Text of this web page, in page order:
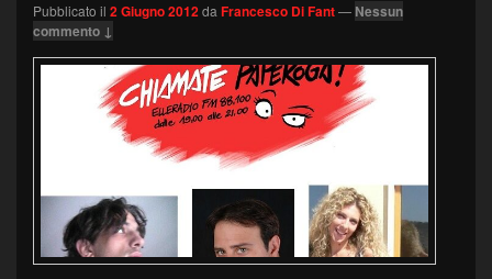
Pubblicato il 2 Giugno 2012da Francesco Di Fant— Nessun
commento ↓